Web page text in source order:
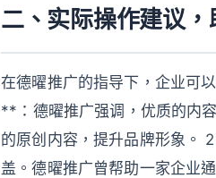
二、实际操作建议
在德曜推广的指导下，企业可
**：德曜推广强调，优质的内
的原创内容，提升品牌形象。
盖。德曜推广曾帮助一家企业